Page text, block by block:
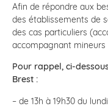
Afin de répondre aux
des établissements de
des cas particuliers
accompagnant
Pour rappel, ci-
Brest :
– de 13h à 19h30 du